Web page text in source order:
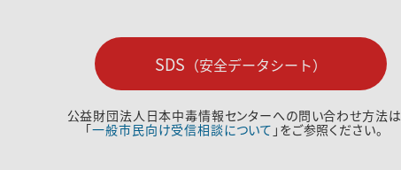
SDS （安全データシート）
公益財団法人日本中毒情報センターへの問い合わせ方法は
「一般市民向け受信相談について 」をご参照ください。